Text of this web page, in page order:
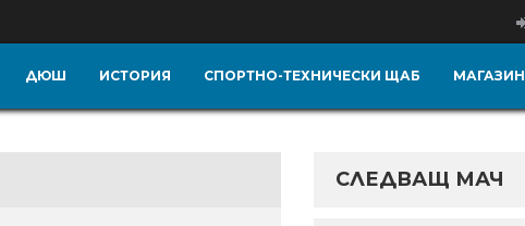
ДЮШ ИСТОРИЯ СПОРТНО-ТЕХНИЧЕСКИ ЩАБ МАГАЗИН
СЛЕДВАЩ МАЧ